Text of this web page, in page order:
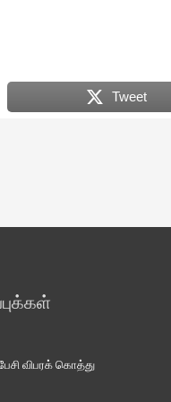
Tweet
விபரக் கொத்து